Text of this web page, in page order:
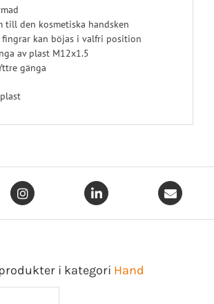
till den kosmetiska handsken
fingrar kan böjas i valfri position
av plast M12x1.5
gänga
i kategori Hand